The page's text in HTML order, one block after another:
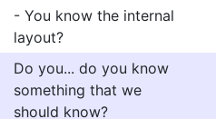
- You know the internal
layout?
Do you... do you know
something that we
should know?